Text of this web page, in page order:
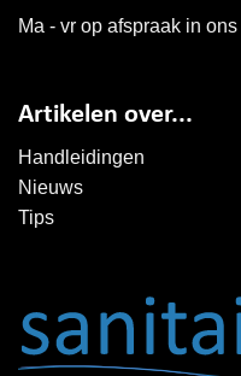
Ma - vr op afspraak in
Artikelen over...
Handleidingen
Nieuws
Tips